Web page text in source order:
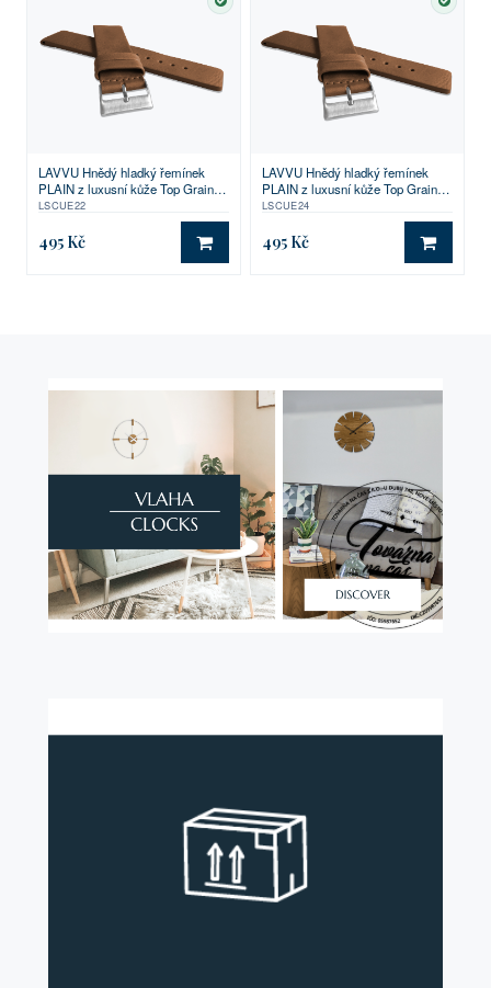
SKLADEM
LAVVU Hnědý hladký řemínek
PLAIN z luxusní kůže Top Grain -
22
LSCUE22
495 Kč DO KOŠÍKU
LAVVU Hnědý hladký řemínek
PLAIN z luxusní kůže Top Grain -
24
LSCUE24
495 Kč DO